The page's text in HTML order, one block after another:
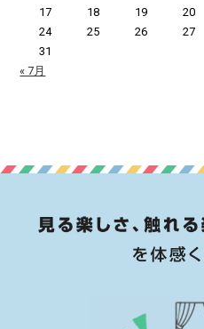
17
18 19 20
24
25 26 27
31
« 7月